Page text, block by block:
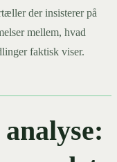
der insisterer på
mellem, hvad
faktisk viser.